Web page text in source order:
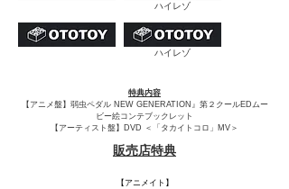
ハイレゾ
ハイレゾ
特典内容
【アニメ盤】弱虫ペダル NEW GENERATION』第２クールEDムー
ビー絵コンテブックレット
【アーティスト盤】DVD ＜「タカイトコロ」MV＞
販売店特典
【アニメイト】